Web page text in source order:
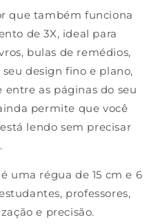
que também funciona
de 3X, ideal para
bulas de remédios,
design fino e plano,
as páginas do seu
permite que você
lendo sem precisar
uma régua de 15 cm e 6
professores,
e precisão.